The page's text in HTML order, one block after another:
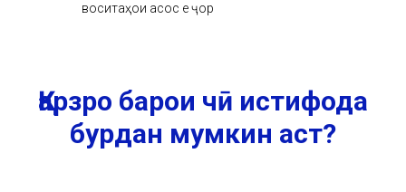
воситаҳои асосӣ е ҷорӣ
Қарзро барои чӣ истифода
бурдан мумкин аст?